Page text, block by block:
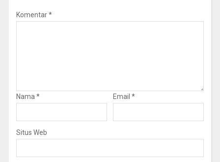
Komentar*
Nama * Email *
Situs Web